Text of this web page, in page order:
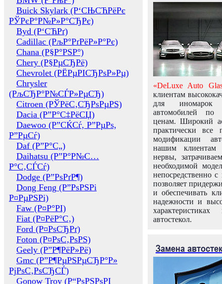
Buick Skylark (Р‘СЊСЋРёРє
РЎРєР°Р№Р»Р°СЂРє)
Byd (Р‘СЋРґ)
Cadillac (РљР°РґРёР»Р°Рє)
Chana (Р§Р°РЅР°)
Chery (Р§РµСЂРё)
Chevrolet (РЁРµРІСЂРѕР»Рµ)
Chrysler
(РљСЂР°Р№СЃР»РµСЂ)
Citroen (РЎРёС‚СЂРѕРµРЅ)
Dacia (Р”Р°С‡РёСЏ)
Daewoo (Р”СЌСѓ, Р”РµРѕ,
Р”РµСѓ)
Daf (Р”Р°С„)
Daihatsu (Р”Р°Р№С…
Р°С‚СЃСѓ)
Dodge (Р”РѕРґР¶)
Dong Feng (Р”РѕРЅРі
Р¤РµРЅРі)
Faw (Р¤Р°РІ)
Fiat (Р¤РёР°С‚)
Ford (Р¤РѕСЂРґ)
Foton (Р¤РѕС‚РѕРЅ)
Geely (Р”Р¶РёР»Рё)
Gmc (Р”Р¶РµРЅРµСЂР°Р»
РјРѕС‚РѕСЂСЃ)
Gonow Troy (Р“РѕРЅРѕРІ
«DeLuxe Auto
клиентам
для иномарок
автомобилей
ценам. Широкий
практически все
модификации
нашим клиентам
нервы,
необходимой
непосредственно
позволяет
и обеспечивать
надежности и
автостекол.
Замена